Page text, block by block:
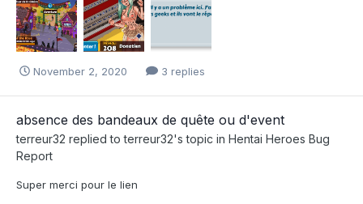
November 2, 2020 3 replies
absence des bandeaux de quête ou d'event
terreur32 replied toterreur32's topic in Hentai Heroes Bug
Report
Super merci pour le lien